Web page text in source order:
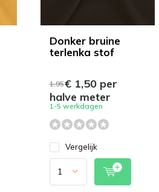
Donker bruine
terlenka stof
1,95€ 1,50 per
halve meter
1-5 werkdagen
Vergelijk